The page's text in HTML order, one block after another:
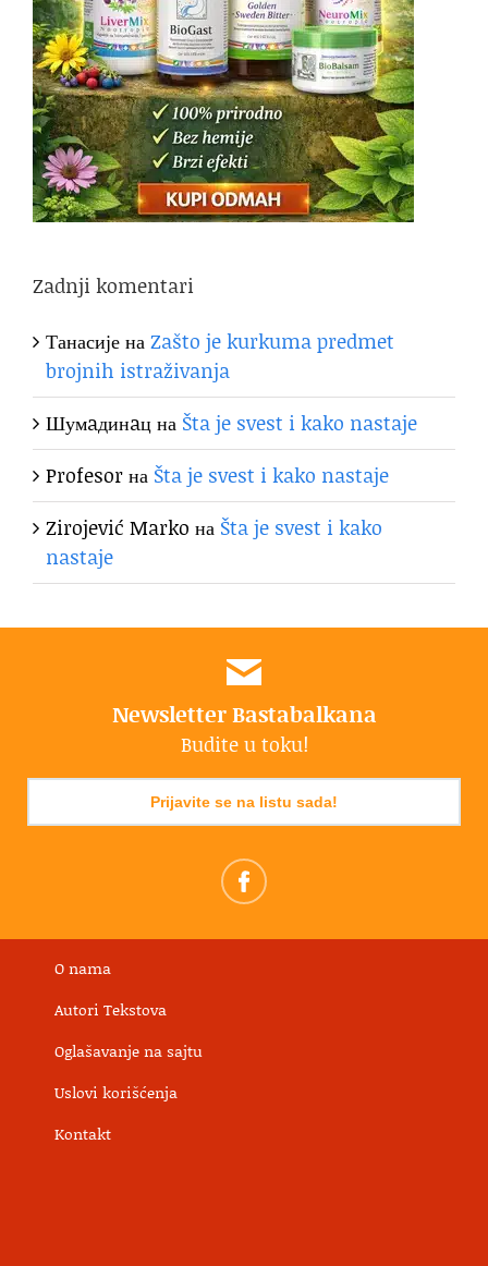
Zadnji komentari
ТанасијенаZašto je kurkuma predmet
brojnih istraživanja
Шумaдинaцна Šta je svest i kako nastaje
Profesorна Šta je svest i kako nastaje
Zirojević Marko на Šta je svest i kako
nastaje
Newsletter Bastabalkana
Budite u toku!
Prijavite se na listu sada!
O nama
Autori Tekstova
Oglašavanje na sajtu
Uslovi korišćenja
Kontakt